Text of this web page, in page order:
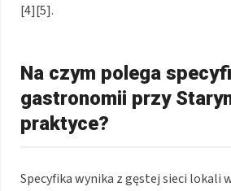
[4][5].
Na czym polega
gastronomii przy
praktyce?
Specyfika wynika z gęstej sieci lokali